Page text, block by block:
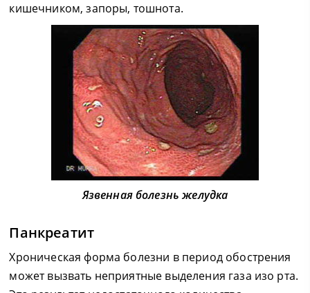
кишечником, запоры, тошнота.
Язвенная болезнь желудка
Панкреатит
Хроническая форма болезни в период обострения
может вызвать неприятные выделения газа изо рта.